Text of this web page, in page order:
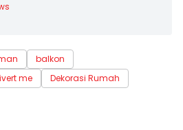
balkon
me Dekorasi Rumah